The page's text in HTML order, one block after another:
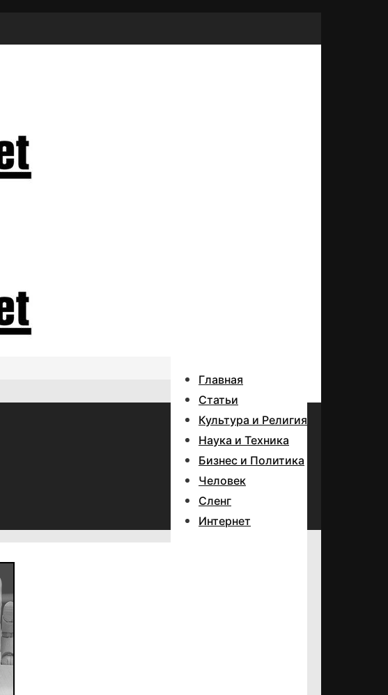
Главная
Статьи
Культура и Религия
Наука и Техника
Бизнес и Политика
Человек
Сленг
Интернет